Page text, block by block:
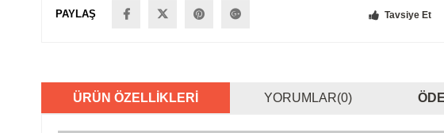
PAYLAŞ Tavsiye Et
ÜRÜN ÖZELLIKLERI YORUMLAR(0)